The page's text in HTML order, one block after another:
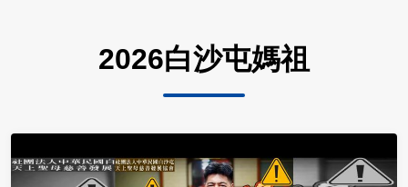
2026白沙屯媽祖